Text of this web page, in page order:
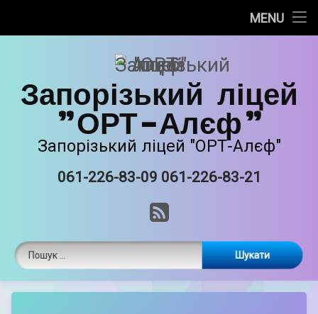
MENU
Прозорість та інформаційна відкритість
Безпечне освітнє середовище
Освітня діяльність
Виховна робота
Єврейські національні традиції
Матеріально-технічне забазпечення
ORT STEAM
Запорізький ліцей
"ОРТ-Алєф"
Запорізький ліцей "ОРТ-Алєф"
061-226-83-09 061-226-83-21
RSS
Пошук: